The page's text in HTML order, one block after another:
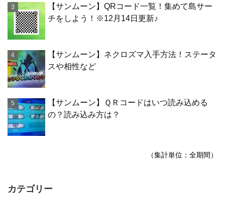
【サンムーン】QRコード一覧！集めて島サー
チをしよう！※12月14日更新♪
【サンムーン】ネクロズマ入手方法！ステータ
スや相性など
【サンムーン】ＱＲコードはいつ読み込める
の？読み込み方は？
（集計単位：全期間）
カテゴリー